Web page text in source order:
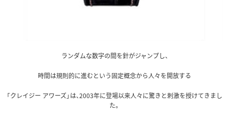
ランダムな数字の間を針がジャンプし、
時間は規則的に進むという固定概念から人々を開放する
「クレイジー アワーズ」は、2003年に登場以来人々に驚きと刺激を授けてきまし
た。